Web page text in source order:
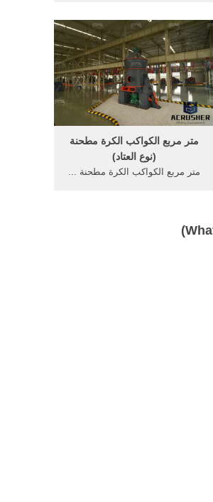
الطاقة.
متر مربع الكواكب الكرة مطحنة
(نوع العتاد)
متر مربع الكواكب الكرة مطحنة ...
)